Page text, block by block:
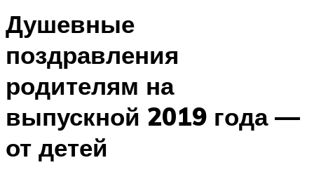
Душевные
поздравления
родителям на
выпускной 2019 года —
от детей